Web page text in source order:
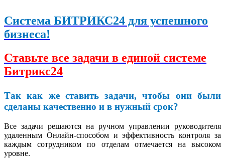
Система БИТРИКС24 для успешного
бизнеса!
Ставьте все задачи в единой системе
Битрикс24
Так как же ставить задачи, чтобы они были
сделаны качественно и в нужный срок?
Все задачи решаются на ручном управлении руководителя
удаленным Онлайн-способом и эффективность контроля за
каждым сотрудником по отделам отмечается на высоком
уровне.